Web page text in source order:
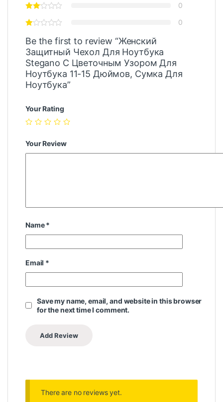
0
0
Be the first to review “Женский
Защитный Чехол Для Ноутбука
Stegano С Цветочным Узором Для
Ноутбука 11-15 Дюймов, Сумка Для
Ноутбука”
Your Rating
Your Review
Name*
Email *
Save my name, email, and website in this browser
for the next time I comment.
There are no reviews yet.